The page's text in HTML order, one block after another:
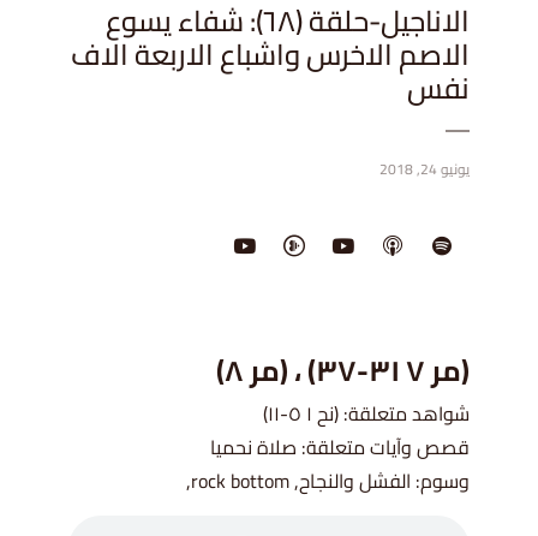
الاناجيل-حلقة (٦٨): شفاء يسوع
الاصم الاخرس واشباع الاربعة الاف
نفس
يونيو 24, 2018
(مر ٧ ٣١-٣٧) ، (مر ٨)
شواهد متعلقة: (نح ١ ٥-١١)
قصص وآيات متعلقة: صلاة نحميا
وسوم: الفشل والنجاح, rock bottom,